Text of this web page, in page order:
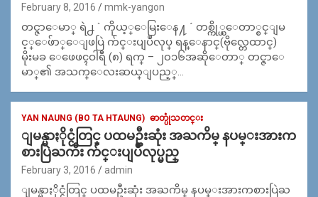
February 8, 2016 mmk-yangon
တင္ဇာေမာ္ ရဲ႕ ` ကိုယ့္ေမြးေန႔ ´ တစ္ကို္ယ္ေတာ္စင္ျမ
င့္ေဖ်ာ္ေျဖပြဲ က်င္းပျပဳလုပ္ ရန္ေနာင္(ဗိုလ္တေထာင္)
မိုးမခ ေဖေဖၚဝါရီ (၈) ရက္ – ၂၀၁၆အဆိုေတာ္ တင္ဇာေ
မာ္၏ အသက္ေလးဆယ္ျပည့္…
YAN NAUNG (BO TA HTAUNG) ဓာတ္ပုံသတင္း
ျမန္မာႏိုင္ငံတြင္ ပထမဦးဆုံး အႀကိမ္ နပမ္းအားက
စားပြဲႀကီး က်င္းပျပဳလုပ္မည္
February 3, 2016 admin
ျမန္မာႏိုင္ငံတြင္ ပထမဦးဆုံး အႀကိမ္ နပမ္းအားကစားပြဲႀ